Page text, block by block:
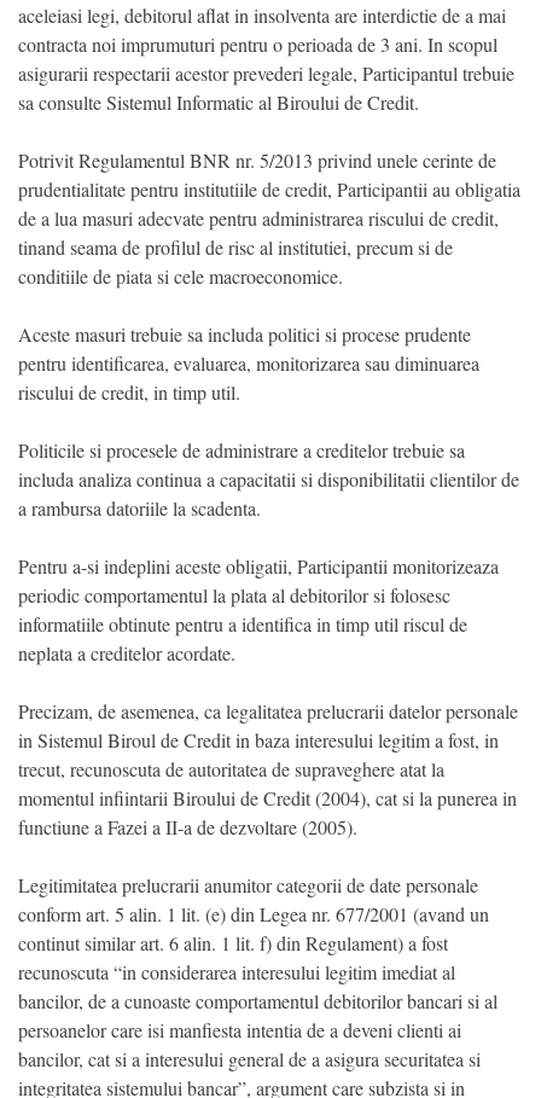
aceleiasi legi, debitorul aflat in insolventa are interdictie de a mai
contracta noi imprumuturi pentru o perioada de 3 ani. In scopul
asigurarii respectarii acestor prevederi legale, Participantul trebuie
sa consulte Sistemul Informatic al Biroului de Credit.
Potrivit Regulamentul BNR nr. 5/2013 privind unele cerinte de
prudentialitate pentru institutiile de credit, Participantii au obligatia
de a lua masuri adecvate pentru administrarea riscului de credit,
tinand seama de profilul de risc al institutiei, precum si de
conditiile de piata si cele macroeconomice.
Aceste masuri trebuie sa includa politici si procese prudente
pentru identificarea, evaluarea, monitorizarea sau diminuarea
riscului de credit, in timp util.
Politicile si procesele de administrare a creditelor trebuie sa
includa analiza continua a capacitatii si disponibilitatii clientilor de
a rambursa datoriile la scadenta.
Pentru a-si indeplini aceste obligatii, Participantii monitorizeaza
periodic comportamentul la plata al debitorilor si folosesc
informatiile obtinute pentru a identifica in timp util riscul de
neplata a creditelor acordate.
Precizam, de asemenea, ca legalitatea prelucrarii datelor personale
in Sistemul Biroul de Credit in baza interesului legitim a fost, in
trecut, recunoscuta de autoritatea de supraveghere atat la
momentul infiintarii Biroului de Credit (2004), cat si la punerea in
functiune a Fazei a II-a de dezvoltare (2005).
Legitimitatea prelucrarii anumitor categorii de date personale
conform art. 5 alin. 1 lit. (e) din Legea nr. 677/2001 (avand un
continut similar art. 6 alin. 1 lit. f) din Regulament) a fost
recunoscuta “in considerarea interesului legitim imediat al
bancilor, de a cunoaste comportamentul debitorilor bancari si al
persoanelor care isi manfiesta intentia de a deveni clienti ai
bancilor, cat si a interesului general de a asigura securitatea si
integritatea sistemului bancar”, argument care subzista si in